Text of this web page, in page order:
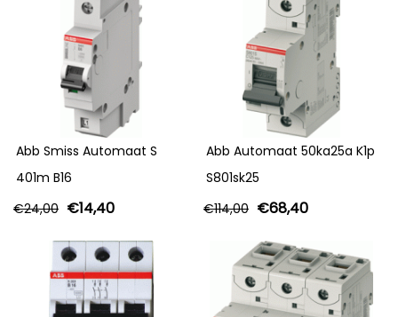
Abb Smiss Automaat S
401m B16
€24,00 €14,40
Abb Automaat 50ka25a K1p
S801sk25
€114,00 €68,40